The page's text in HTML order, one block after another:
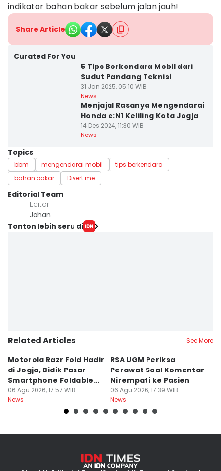
indikator bahan bakar sebelum jalan jauh!
Share Article
Curated For You
5 Tips Berkendara Mobil dari
Sudut Pandang Teknisi
31 Jan 2025, 05:10 WIB
News
Menjajal Rasanya Mengendarai
Honda e:N1 Keliling Kota Jogja
14 Des 2024, 11:30 WIB
News
Topics
bbm mengendarai mobil
tips berkendara
bahan bakar
Divert me
Editorial Team
Editor
Johan
Tonton lebih seru di
Related Articles See More
Motorola Razr Fold Hadir
di Jogja, Bidik Pasar
Smartphone Foldable
Premium
06 Agu 2026, 17:57 WIB
News
RSA UGM Periksa
Perawat Soal Komentar
Nirempati ke Pasien
06 Agu 2026, 17:39 WIB
News